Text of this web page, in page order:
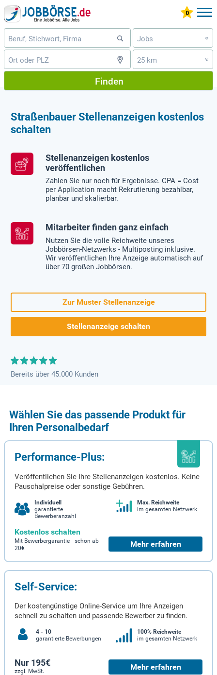
Jobs »
25 km »
Finden
Straßenbauer Stellenanzeigen kostenlos
schalten
Stellenanzeigen kostenlos
veröffentlichen
Zahlen Sie nur noch für Ergebnisse. CPA = Cost
per Application macht Rekrutierung bezahlbar,
planbar und skalierbar.
Mitarbeiter finden ganz einfach
Nutzen Sie die volle Reichweite unseres
Jobbörsen-Netzwerks - Multiposting inklusive.
Wir veröffentlichen Ihre Anzeige automatisch auf
über 70 großen Jobbörsen.
Zur Muster Stellenanzeige
Stellenanzeige schalten
Bereits über 45.000 Kunden
Wählen Sie das passende Produkt für
Ihren Personalbedarf
Performance-Plus:
Veröffentlichen Sie Ihre Stellenanzeigen kostenlos. Keine
Pauschalpreise oder sonstige Gebühren.
Individuell
garantierte
Bewerberanzahl
Max. Reichweite
im gesamten Netzwerk
Kostenlos schalten
Mit Bewerbergarantie schon ab
20€
Mehr erfahren
Self-Service:
Der kostengünstige Online-Service um Ihre Anzeigen
schnell zu schalten und passende Bewerber zu finden.
4 - 10
garantierte Bewerbungen
100% Reichweite
im gesamten Netzwerk
Nur 195€
zzgl. MwSt. Mehr erfahren